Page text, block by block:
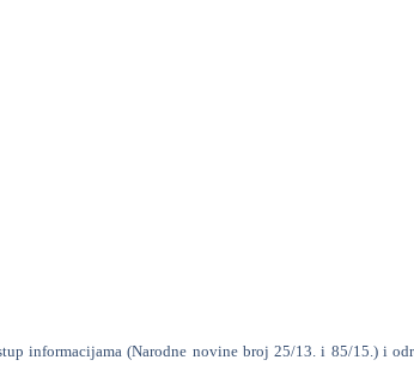
informacijama (Narodne novine broj 25/13. i 85/15.) i